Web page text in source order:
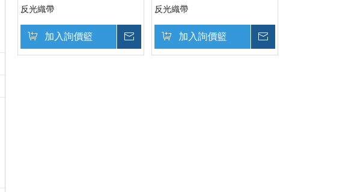
反光織帶
加入詢價籃
反光織帶
加入詢價籃